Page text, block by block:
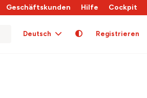
Geschäftskunden Hilfe Cockpit
Deutsch Registrieren